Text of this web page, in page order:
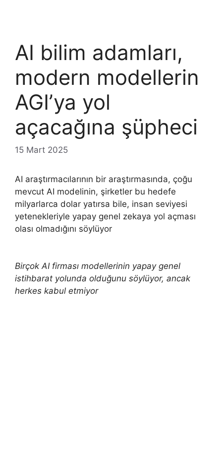
AI bilim adamları,
modern modellerin
AGI’ya yol
açacağına şüpheci
15 Mart 2025
AI araştırmacılarının bir araştırmasında, çoğu
mevcut AI modelinin, şirketler bu hedefe
milyarlarca dolar yatırsa bile, insan seviyesi
yetenekleriyle yapay genel zekaya yol açması
olası olmadığını söylüyor
Birçok AI firması modellerinin yapay genel
istihbarat yolunda olduğunu söylüyor, ancak
herkes kabul etmiyor